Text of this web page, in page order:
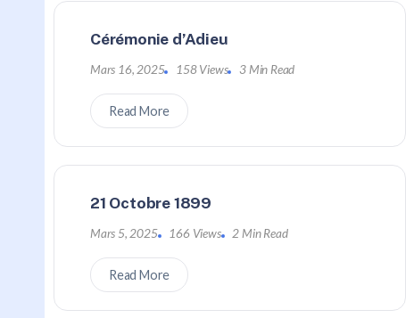
Cérémonie d’Adieu
Mars 16, 2025 158 Views 3 Min Read
Read More
21 Octobre 1899
Mars 5, 2025 166 Views 2 Min Read
Read More